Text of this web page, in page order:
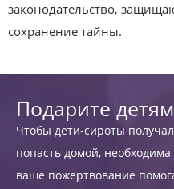
законодательство,
сохранение тайны.
Подарите
Чтобы дети-сироты
попасть домой,
ваше пожертвование